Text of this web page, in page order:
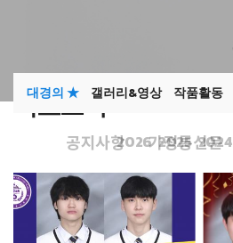
학교소식
공지사항 가정통신문
대경의 ★ 갤러리&영상 작품활동
2026 2025 2024